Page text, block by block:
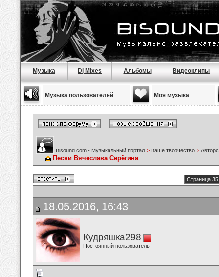
Музыка Dj Mixes Альбомы Видеоклипы
Музыка пользователей Моя музыка
Bisound.com - Музыкальный портал > Ваше творчество >
Песни Вячеслава Серёгина
Страница
18.05.2016, 16:43
Кудряшка298
Постоянный пользователь